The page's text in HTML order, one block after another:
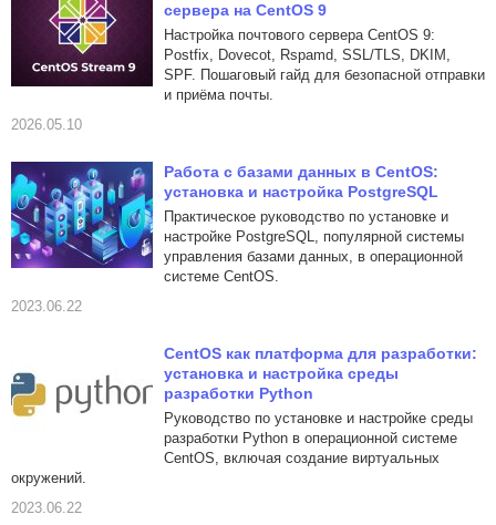
сервера на CentOS 9
Настройка почтового сервера CentOS 9:
Postfix, Dovecot, Rspamd, SSL/TLS, DKIM,
SPF. Пошаговый гайд для безопасной отправки
и приёма почты.
2026.05.10
Работа с базами данных в CentOS:
установка и настройка PostgreSQL
Практическое руководство по установке и
настройке PostgreSQL, популярной системы
управления базами данных, в операционной
системе CentOS.
2023.06.22
CentOS как платформа для разработки:
установка и настройка среды
разработки Python
Руководство по установке и настройке среды
разработки Python в операционной системе
CentOS, включая создание виртуальных
окружений.
2023.06.22